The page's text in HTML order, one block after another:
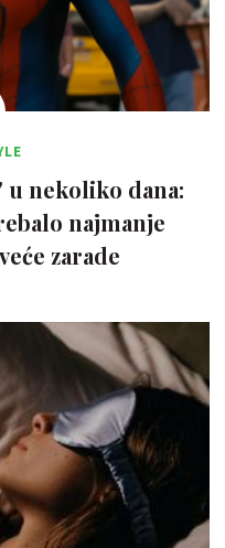
nekoliko dana:
najmanje
zarade